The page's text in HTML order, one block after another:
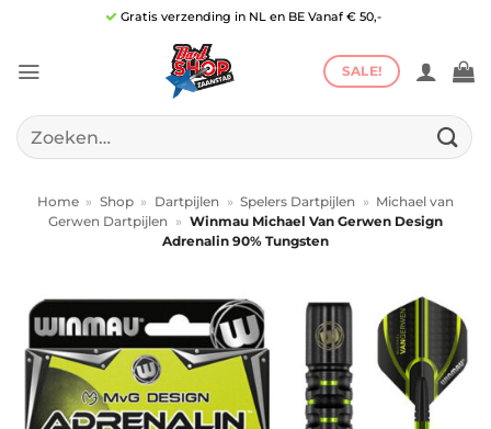
inhoud
Gratis verzending in NL en BE Vanaf € 50,-
SALE!
Zoeken
naar:
Home » Shop » Dartpijlen » Spelers Dartpijlen » Michael van
Gerwen Dartpijlen
» Winmau Michael Van Gerwen Design
Adrenalin 90% Tungsten